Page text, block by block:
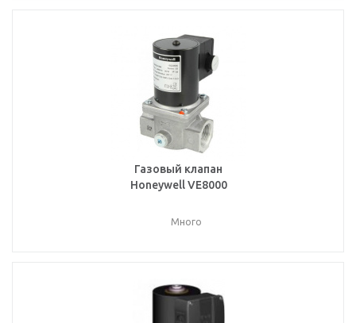
Газовый клапан
Honeywell VE8000
Много